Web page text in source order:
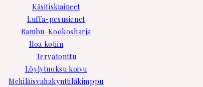
Käsitiskiaineet
Luffa-pesusienet
Bambu-Kookosharja
Iloa kotiin
Tervatonttu
Löylytuoksu koivu
Mehiläisvahakynttiläkimppu